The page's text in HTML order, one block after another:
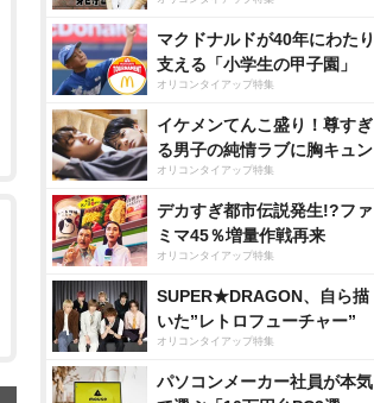
マクドナルドが40年にわたり
支える「小学生の甲子園」
オリコンタイアップ特集
イケメンてんこ盛り！尊すぎ
る男子の純情ラブに胸キュン
オリコンタイアップ特集
デカすぎ都市伝説発生!?ファ
ミマ45％増量作戦再来
オリコンタイアップ特集
SUPER★DRAGON、自ら描
いた”レトロフューチャー”
オリコンタイアップ特集
パソコンメーカー社員が本気